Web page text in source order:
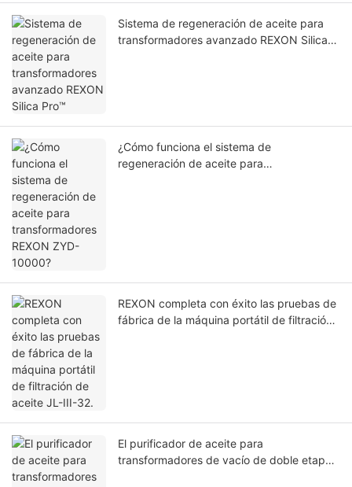
Sistema de regeneración de aceite para
transformadores avanzado REXON Silica
¿Cómo funciona el sistema de
regeneración de aceite para
REXON completa con éxito las pruebas de
fábrica de la máquina portátil de filtración
El purificador de aceite para
transformadores de vacío de doble etapa